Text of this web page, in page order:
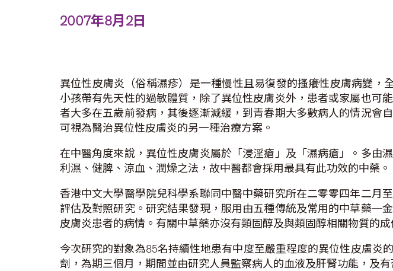
2007年8月2日
異位性皮膚炎（俗稱濕疹）是一種慢性且易復發的搔癢性皮膚病變，
小孩帶有先天性的過敏體質，除了異位性皮膚炎外，患者或家屬也可
者大多在五歲前發病，其後逐漸減緩，到青春期大多數病人的情況會
可視為醫治異位性皮膚炎的另一種治療方案。
在中醫角度來說，異位性皮膚炎屬於「浸淫瘡」及「濕病瘡」。多由
利濕、健脾、涼血、潤燥之法，故中醫都會採用最具有此功效的中藥。
香港中文大學醫學院兒科學系聯同中醫中藥研究所在二零零四年二月
評估及對照研究。研究結果發現，服用由五種傳統及常用的中草藥─
皮膚炎患者的病情。有關中草藥亦沒有類固醇及與類固醇相關物質的成
今次研究的對象為85名持續性地患有中度至嚴重程度的異位性皮膚炎
劑，為期三個月，期間並由研究人員監察病人的血液及肝腎功能，及有